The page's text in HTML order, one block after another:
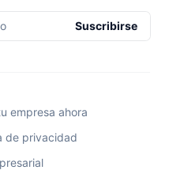
Suscribirse
empresa ahora
de privacidad